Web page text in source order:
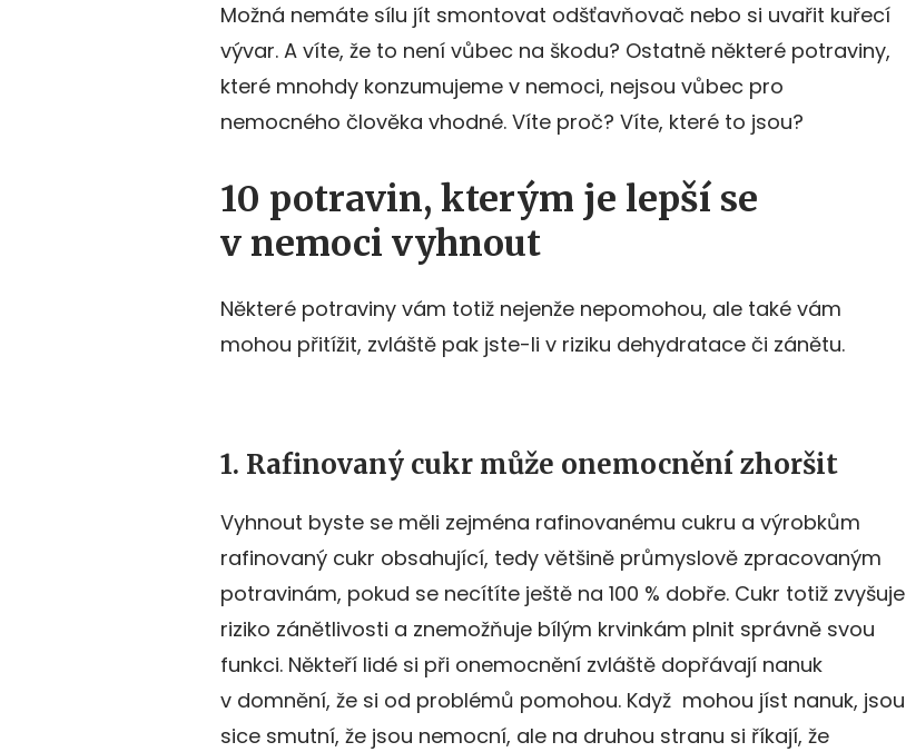
Možná nemáte sílu jít smontovat odšťavňovač nebo si uvařit kuřecí
vývar. A víte, že to není vůbec na škodu? Ostatně některé potraviny,
které mnohdy konzumujeme v nemoci, nejsou vůbec pro
nemocného člověka vhodné. Víte proč? Víte, které to jsou?
10 potravin, kterým je lepší se
v nemoci vyhnout
Některé potraviny vám totiž nejenže nepomohou, ale také vám
mohou přitížit, zvláště pak jste-li v riziku dehydratace či zánětu.
1. Rafinovaný cukr může onemocnění zhoršit
Vyhnout byste se měli zejména rafinovanému cukru a výrobkům
rafinovaný cukr obsahující, tedy většině průmyslově zpracovaným
potravinám, pokud se necítíte ještě na 100 % dobře. Cukr totiž zvyšuje
riziko zánětlivosti a znemožňuje bílým krvinkám plnit správně svou
funkci. Někteří lidé si při onemocnění zvláště dopřávají nanuk
v domnění, že si od problémů pomohou. Když mohou jíst nanuk, jsou
sice smutní, že jsou nemocní, ale na druhou stranu si říkají, že